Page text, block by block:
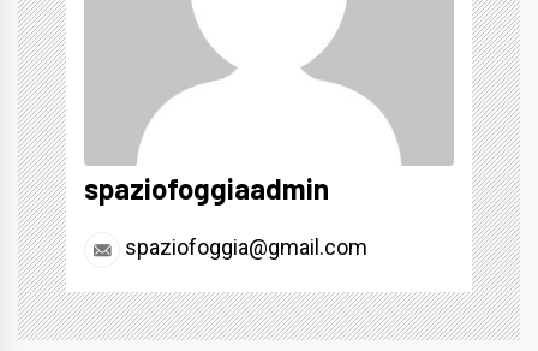
spaziofoggiaadmin
spaziofoggia@gmail.com